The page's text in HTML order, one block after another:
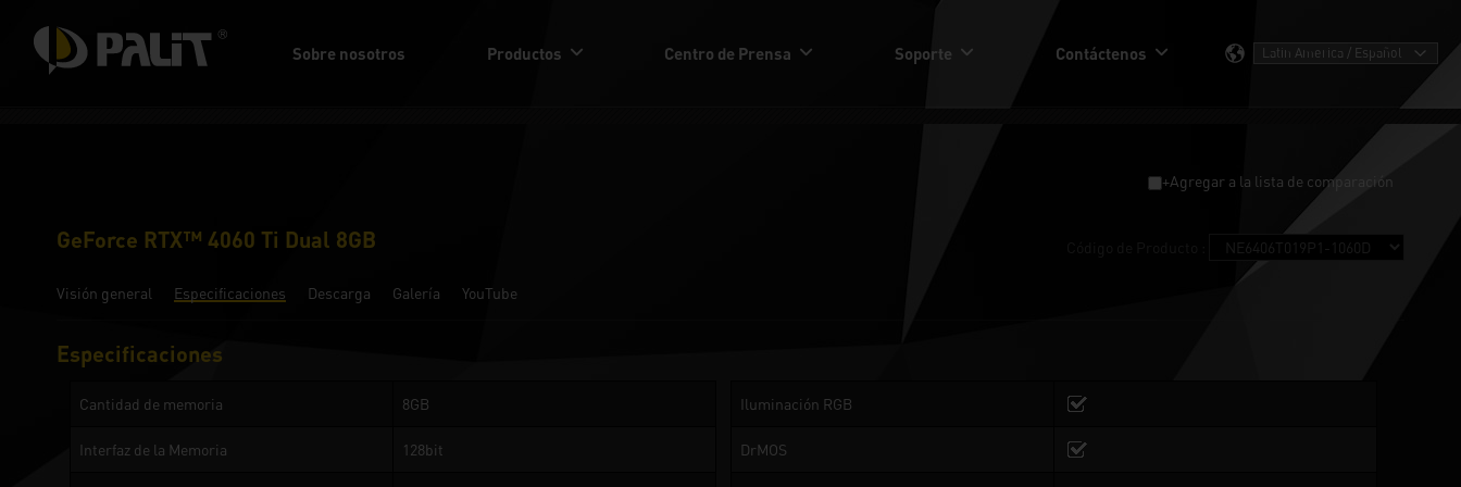
Sobre nosotros Productos Centro de Prensa Soporte Contáctenos
+Agregar a la lista de comparación
GeForce RTX™ 4060 Ti Dual 8GB
Visión general Especificaciones Descarga Galería YouTube
Especificaciones
Cantidad de memoria 8GB
Interfaz de la Memoria 128bit
Iluminación RGB
DrMOS